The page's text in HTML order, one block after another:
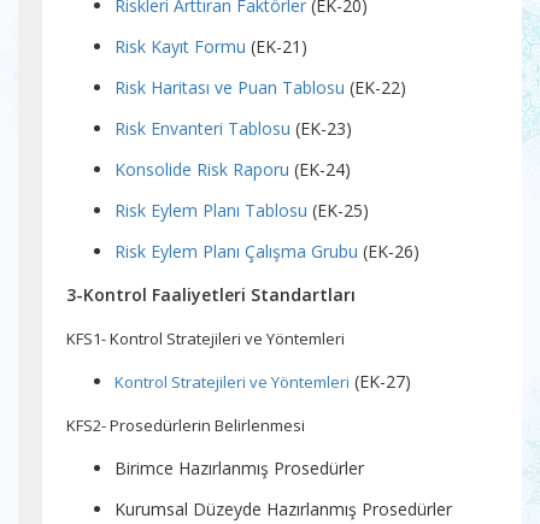
Riskleri Arttıran Faktörler (EK-20)
Risk Kayıt Formu (EK-21)
Risk Haritası ve Puan Tablosu (EK-22)
Risk Envanteri Tablosu (EK-23)
Konsolide Risk Raporu (EK-24)
Risk Eylem Planı Tablosu (EK-25)
Risk Eylem Planı Çalışma Grubu (EK-26)
3-Kontrol Faaliyetleri Standartları
KFS1- Kontrol Stratejileri ve Yöntemleri
Kontrol Stratejileri ve Yöntemleri (EK-27)
KFS2- Prosedürlerin Belirlenmesi
Birimce Hazırlanmış Prosedürler
Kurumsal Düzeyde Hazırlanmış Prosedürler